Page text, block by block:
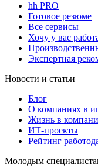
hh PRO
Готовое резюме
Все сервисы
Хочу у вас
Экспертная
Новости и статьи
Блог
О компаниях в
Жизнь в
ИТ-проекты
Рейтинг
Молодым